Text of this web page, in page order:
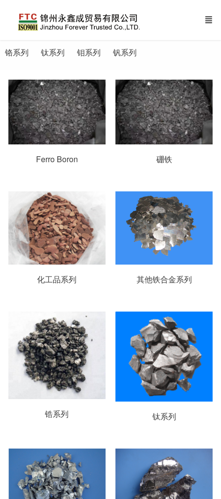
铬系列 钛系列 钼系列 钒系列
Ferro Boron 硼铁
化工品系列 其他铁合金系列
锆系列 钛系列